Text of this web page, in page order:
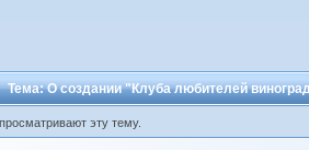
Тема: О создании "Клуба любителей
эту тему.